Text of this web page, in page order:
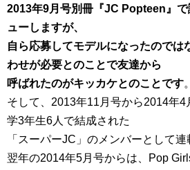
2013年9月号別冊『JC Popteen』
ューしますが、
自ら応募してモデルになったのでは
わせが必要とのことで友達から
呼ばれたのがキッカケとのことです。
そして、2013年11月号から2014年4
学3年生6人で結成された
「スーパーJC」のメンバーとして連
翌年の2014年5月号からは、Pop